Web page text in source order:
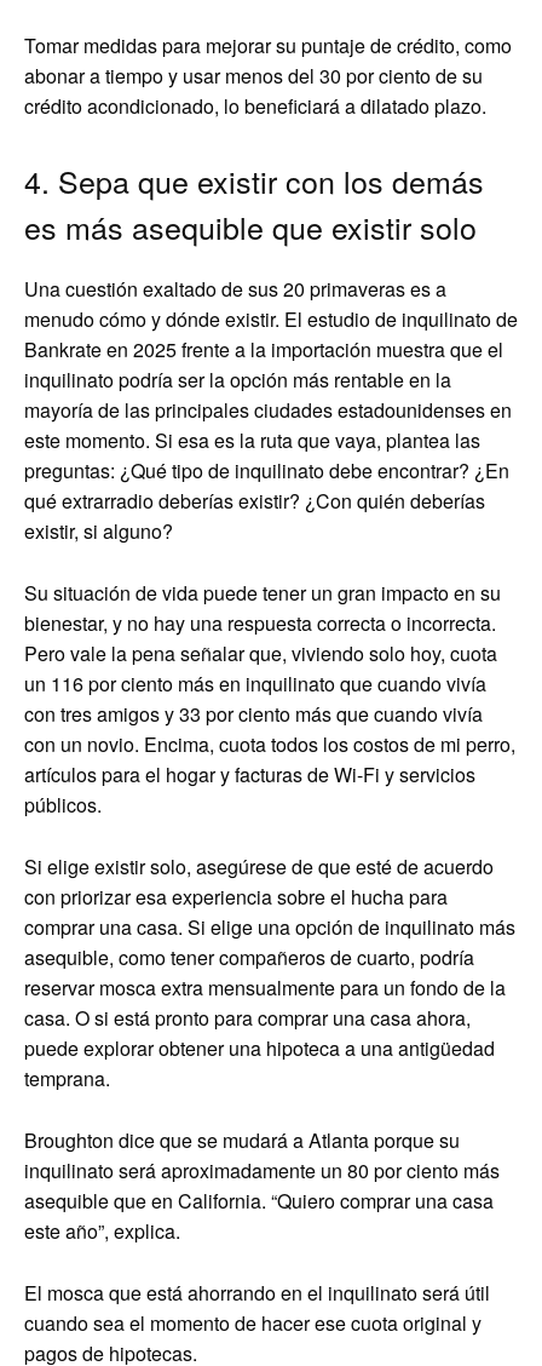
Tomar medidas para mejorar su puntaje de crédito, como
abonar a tiempo y usar menos del 30 por ciento de su
crédito acondicionado, lo beneficiará a dilatado plazo.
4. Sepa que existir con los demás
es más asequible que existir solo
Una cuestión exaltado de sus 20 primaveras es a
menudo cómo y dónde existir. El estudio de inquilinato de
Bankrate en 2025 frente a la importación muestra que el
inquilinato podría ser la opción más rentable en la
mayoría de las principales ciudades estadounidenses en
este momento. Si esa es la ruta que vaya, plantea las
preguntas: ¿Qué tipo de inquilinato debe encontrar? ¿En
qué extrarradio deberías existir? ¿Con quién deberías
existir, si alguno?
Su situación de vida puede tener un gran impacto en su
bienestar, y no hay una respuesta correcta o incorrecta.
Pero vale la pena señalar que, viviendo solo hoy, cuota
un 116 por ciento más en inquilinato que cuando vivía
con tres amigos y 33 por ciento más que cuando vivía
con un novio. Encima, cuota todos los costos de mi perro,
artículos para el hogar y facturas de Wi-Fi y servicios
públicos.
Si elige existir solo, asegúrese de que esté de acuerdo
con priorizar esa experiencia sobre el hucha para
comprar una casa. Si elige una opción de inquilinato más
asequible, como tener compañeros de cuarto, podría
reservar mosca extra mensualmente para un fondo de la
casa. O si está pronto para comprar una casa ahora,
puede explorar obtener una hipoteca a una antigüedad
temprana.
Broughton dice que se mudará a Atlanta porque su
inquilinato será aproximadamente un 80 por ciento más
asequible que en California. “Quiero comprar una casa
este año”, explica.
El mosca que está ahorrando en el inquilinato será útil
cuando sea el momento de hacer ese cuota original y
pagos de hipotecas.